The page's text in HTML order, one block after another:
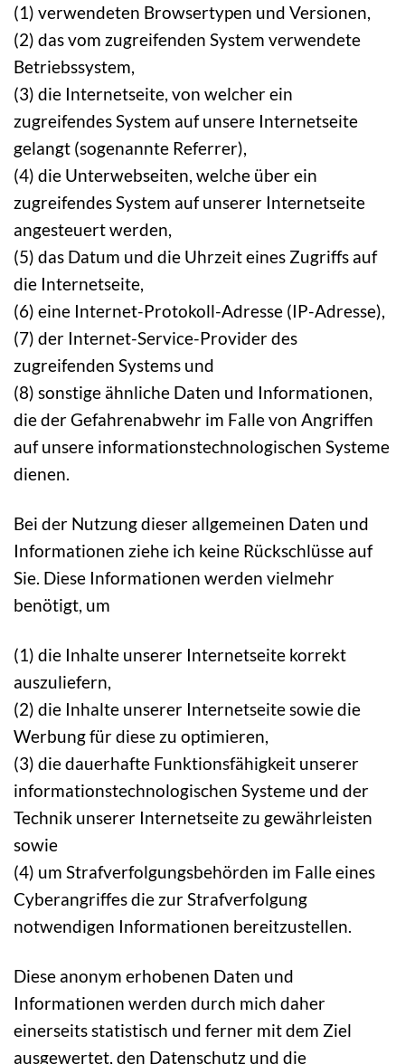
(1) verwendeten Browsertypen und Versionen,
(2) das vom zugreifenden System verwendete
Betriebssystem,
(3) die Internetseite, von welcher ein
zugreifendes System auf unsere Internetseite
gelangt (sogenannte Referrer),
(4) die Unterwebseiten, welche über ein
zugreifendes System auf unserer Internetseite
angesteuert werden,
(5) das Datum und die Uhrzeit eines Zugriffs auf
die Internetseite,
(6) eine Internet-Protokoll-Adresse (IP-Adresse),
(7) der Internet-Service-Provider des
zugreifenden Systems und
(8) sonstige ähnliche Daten und Informationen,
die der Gefahrenabwehr im Falle von Angriffen
auf unsere informationstechnologischen Systeme
dienen.
Bei der Nutzung dieser allgemeinen Daten und
Informationen ziehe ich keine Rückschlüsse auf
Sie. Diese Informationen werden vielmehr
benötigt, um
(1) die Inhalte unserer Internetseite korrekt
auszuliefern,
(2) die Inhalte unserer Internetseite sowie die
Werbung für diese zu optimieren,
(3) die dauerhafte Funktionsfähigkeit unserer
informationstechnologischen Systeme und der
Technik unserer Internetseite zu gewährleisten
sowie
(4) um Strafverfolgungsbehörden im Falle eines
Cyberangriffes die zur Strafverfolgung
notwendigen Informationen bereitzustellen.
Diese anonym erhobenen Daten und
Informationen werden durch mich daher
einerseits statistisch und ferner mit dem Ziel
ausgewertet, den Datenschutz und die